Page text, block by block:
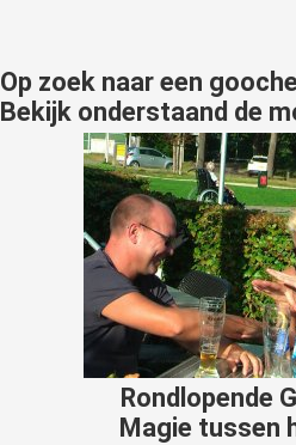
Op zoek naar een
Bekijk onderstaand de
Rondlopende
Magie tussen